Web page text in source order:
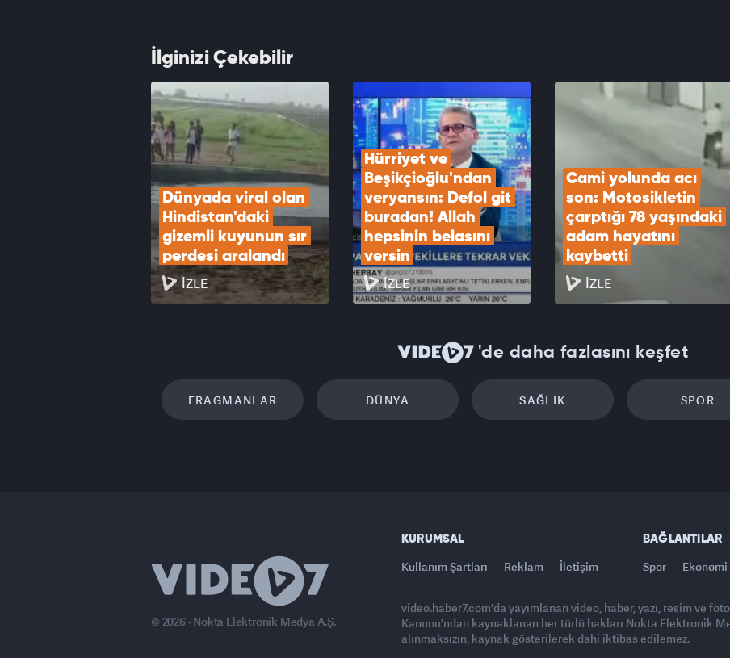
Camide 'Manifest' atışması: 'Her ekranda gördüğün
pusulan olmasın'
VIDEOYU İZLE
İlginizi Çekebilir
Dünyada viral olan
Hindistan'daki
gizemli kuyunun sır
perdesi aralandı
İZLE
Hürriyet ve
Beşikçioğlu'ndan
veryansın: Defol git
buradan! Allah
hepsinin belasını
versin
İZLE
Cami yolunda acı
son: Motosikletin
çarptığı 78 yaşındaki
adam hayatını
kaybetti
İZLE
'de daha fazlasını keşfet
FRAGMANLAR DÜNYA SAĞLIK SPOR
© 2026 - Nokta Elektronik Medya A.Ş.
KURUMSAL
Kullanım Şartları Reklam İletişim
BAĞLANTILAR
Spor Ekonomi
video.haber7.com'da yayımlanan video, haber, yazı, resim ve
Kanunu'ndan kaynaklanan her türlü hakları Nokta Elektronik
alınmaksızın, kaynak gösterilerek dahi iktibas edilemez.